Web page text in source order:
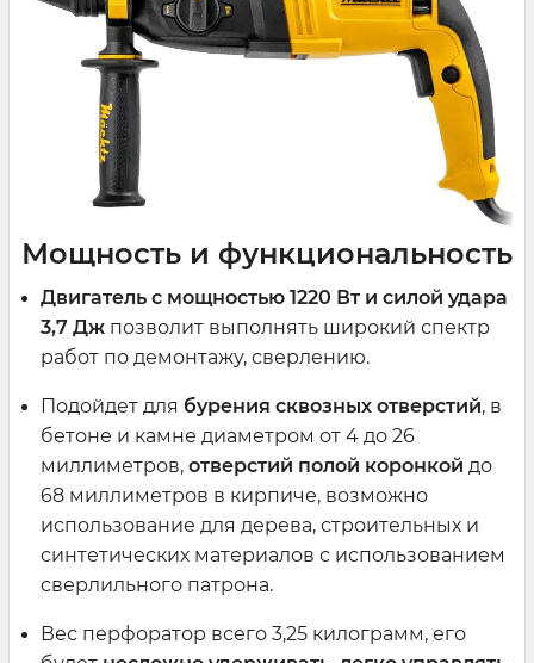
Мощность и функциональность
Двигатель с мощностью 1220 Вт и силой удара
3,7 Дж позволит выполнять широкий спектр
работ по демонтажу, сверлению.
Подойдет для бурения сквозных отверстий, в
бетоне и камне диаметром от 4 до 26
миллиметров, отверстий полой коронкой до
68 миллиметров в кирпиче, возможно
использование для дерева, строительных и
синтетических материалов с использованием
сверлильного патрона.
Вес перфоратор всего 3,25 килограмм, его